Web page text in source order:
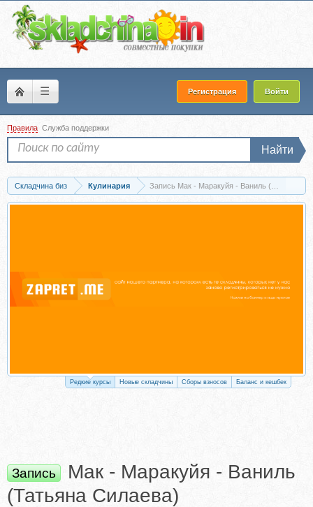
☰ Регистрация Войти
Правила Служба поддержки
Найти
Складчина биз Кулинария Запись Мак - Маракуйя - Ваниль (Татьяна
Редкие курсы Новые складчины Сборы взносов Баланс и кешбек
Запись
Мак - Маракуйя - Ваниль
(Татьяна Силаева)